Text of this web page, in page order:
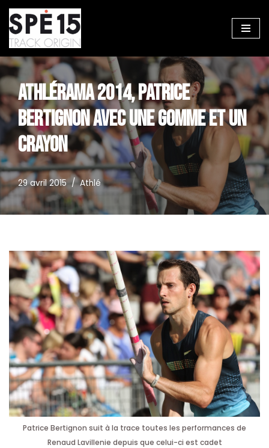
Aller
au
contenu
ATHLÉRAMA 2014, PATRICE
BERTIGNON AVEC UNE GOMME ET UN
CRAYON
29 avril 2015 Athlé
Patrice Bertignon suit à la trace toutes les performances de
Renaud Lavillenie depuis que celui-ci est cadet